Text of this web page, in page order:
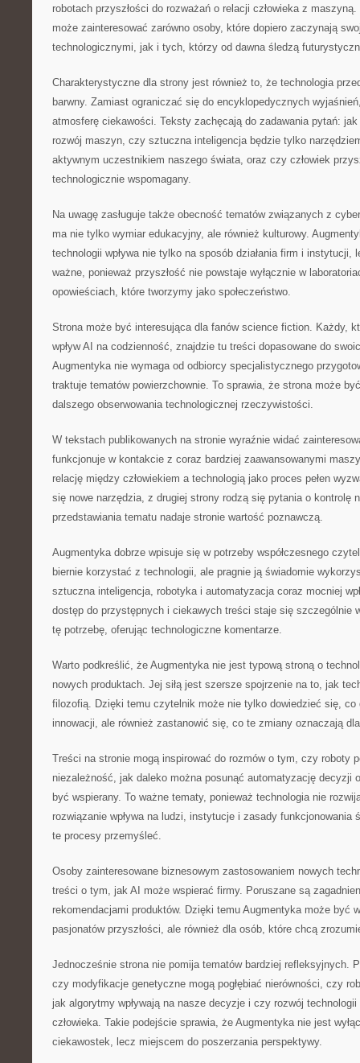
robotach przyszłości do rozważań o relacji człowieka z
może zainteresować zarówno osoby, które dopiero zaczynają
technologicznymi, jak i tych, którzy od dawna śledzą
Charakterystyczne dla strony jest również to, że technologia
barwny. Zamiast ograniczać się do encyklopedycznych
atmosferę ciekawości. Teksty zachęcają do zadawania pytań:
rozwój maszyn, czy sztuczna inteligencja będzie tylko
aktywnym uczestnikiem naszego świata, oraz czy człowiek
technologicznie wspomagany.
Na uwagę zasługuje także obecność tematów związanych z
ma nie tylko wymiar edukacyjny, ale również kulturowy.
technologii wpływa nie tylko na sposób działania firm i instytucji,
ważne, ponieważ przyszłość nie powstaje wyłącznie w
opowieściach, które tworzymy jako społeczeństwo.
Strona może być interesująca dla fanów science fiction. Każdy,
wpływ AI na codzienność, znajdzie tu treści dopasowane do
Augmentyka nie wymaga od odbiorcy specjalistycznego
traktuje tematów powierzchownie. To sprawia, że strona może
dalszego obserwowania technologicznej rzeczywistości.
W tekstach publikowanych na stronie wyraźnie widać
funkcjonuje w kontakcie z coraz bardziej zaawansowanymi
relację między człowiekiem a technologią jako proces pełen
się nowe narzędzia, z drugiej strony rodzą się pytania o kontrolę
przedstawiania tematu nadaje stronie wartość poznawczą.
Augmentyka dobrze wpisuje się w potrzeby współczesnego
biernie korzystać z technologii, ale pragnie ją świadomie
sztuczna inteligencja, robotyka i automatyzacja coraz mocniej
dostęp do przystępnych i ciekawych treści staje się szczególnie
tę potrzebę, oferując technologiczne komentarze.
Warto podkreślić, że Augmentyka nie jest typową stroną o
nowych produktach. Jej siłą jest szersze spojrzenie na to, jak
filozofią. Dzięki temu czytelnik może nie tylko dowiedzieć się, co
innowacji, ale również zastanowić się, co te zmiany oznaczają
Treści na stronie mogą inspirować do rozmów o tym, czy roboty
niezależność, jak daleko można posunąć automatyzację decyzji
być wspierany. To ważne tematy, ponieważ technologia nie
rozwiązanie wpływa na ludzi, instytucje i zasady funkcjonowania
te procesy przemyśleć.
Osoby zainteresowane biznesowym zastosowaniem nowych
treści o tym, jak AI może wspierać firmy. Poruszane są
rekomendacjami produktów. Dzięki temu Augmentyka może być
pasjonatów przyszłości, ale również dla osób, które chcą
Jednocześnie strona nie pomija tematów bardziej refleksyjnych.
czy modyfikacje genetyczne mogą pogłębiać nierówności, czy
jak algorytmy wpływają na nasze decyzje i czy rozwój
człowieka. Takie podejście sprawia, że Augmentyka nie jest
ciekawostek, lecz miejscem do poszerzania perspektywy.